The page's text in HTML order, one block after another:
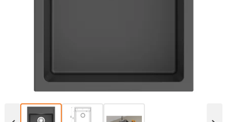
Мікрохвильові печі
Посудомийки